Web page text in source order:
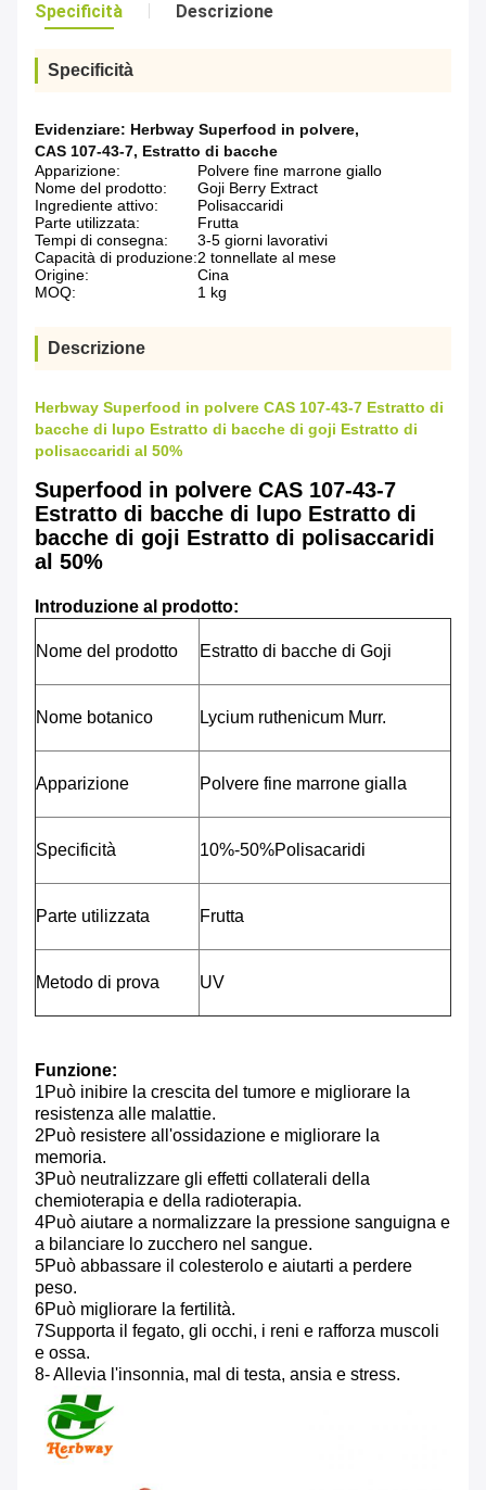
Specificità Descrizione
Specificità
Evidenziare: Herbway Superfood in polvere,
CAS 107-43-7, Estratto di bacche
Apparizione:
Polvere fine marrone giallo
Nome del prodotto:
Goji Berry Extract
Ingrediente attivo:
Polisaccaridi
Parte utilizzata:
Frutta
Tempi di consegna:
3-5 giorni lavorativi
Capacità di produzione:2 tonnellate al mese
Origine:
Cina
MOQ:
1 kg
Descrizione
Herbway Superfood in polvere CAS 107-43-7 Estratto di
bacche di lupo Estratto di bacche di goji Estratto di
polisaccaridi al 50%
Superfood in polvere CAS 107-43-7
Estratto di bacche di lupo Estratto di
bacche di goji Estratto di polisaccaridi
al 50%
Introduzione al prodotto:
Nome del prodotto Estratto di bacche di Goji
Nome botanico Lycium ruthenicum Murr.
Apparizione Polvere fine marrone gialla
Specificità 10%-50%Polisacaridi
Parte utilizzata Frutta
Metodo di prova UV
Funzione:
1Può inibire la crescita del tumore e migliorare la
resistenza alle malattie.
2Può resistere all'ossidazione e migliorare la
memoria.
3Può neutralizzare gli effetti collaterali della
chemioterapia e della radioterapia.
4Può aiutare a normalizzare la pressione sanguigna e
a bilanciare lo zucchero nel sangue.
5Può abbassare il colesterolo e aiutarti a perdere
peso.
6Può migliorare la fertilità.
7Supporta il fegato, gli occhi, i reni e rafforza muscoli
e ossa.
8- Allevia l'insonnia, mal di testa, ansia e stress.